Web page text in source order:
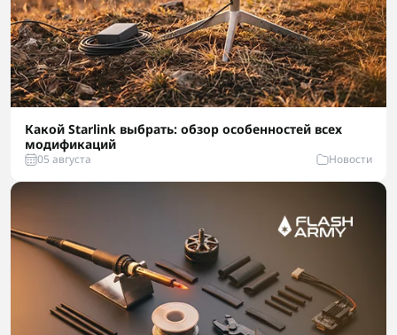
Какой Starlink выбрать: обзор особенностей всех
модификаций
05 августа Новости